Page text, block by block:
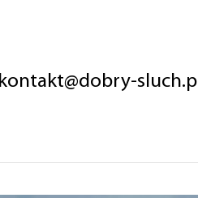
kontakt@dobry-sluch.pl